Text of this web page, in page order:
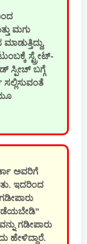
ಮಗು
ಸ್ಟ್ರೇಟ್-
ಸ್ಪೀಚ್ ಬಗ್ಗೆ
ಸಲ್ಲಿಸುವಂತೆ
ಅವರಿಗೆ
ಇದರಿಂದ
ಒಡೆಯಬೇಡಿ"
ಗಡೀಪಾರು
ಹೇಳಿದ್ದಾರೆ.